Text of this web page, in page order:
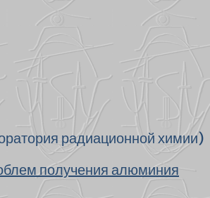
радиационной химии)
получения алюминия